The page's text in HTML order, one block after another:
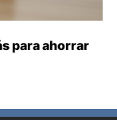
para ahorrar